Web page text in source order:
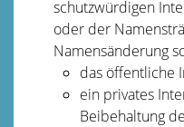
schutzwürdigen
oder der
Namensänderung
das öffentliche
ein privates
Beibehaltung